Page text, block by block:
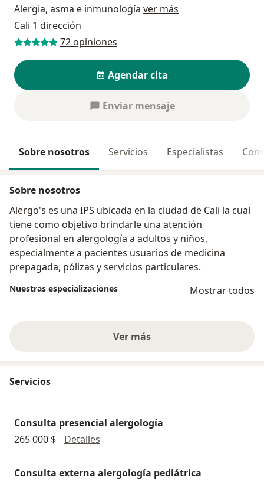
Alergia, asma e inmunología ver más
Cali 1 dirección
72 opiniones
Agendar cita
Enviar mensaje
Sobre nosotros Servicios Especialistas
Sobre nosotros
Alergo's es una IPS ubicada en la ciudad de Cali la cual
tiene como objetivo brindarle una atención
profesional en alergología a adultos y niños,
especialmente a pacientes usuarios de medicina
prepagada, pólizas y servicios particulares.
Nuestras especializaciones Mostrar todos
Ver más
Servicios
Consulta presencial alergología
265 000 $
Detalles
Consulta externa alergología pediátrica